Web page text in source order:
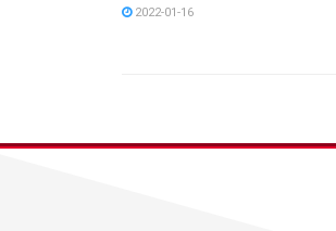
2022-01-16